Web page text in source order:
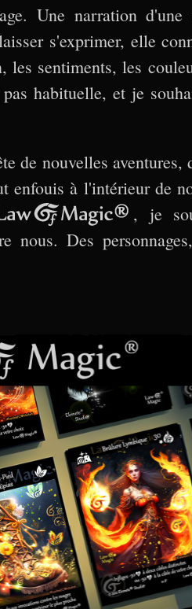
Une narration
s'exprimer, elle
les sentiments, les
habituelle, et je
de nouvelles
enfouis à l'intérieur de
Of Magic® , je
nous. Des